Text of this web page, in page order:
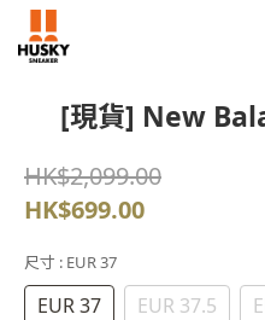
[現貨] New
HK$2,099.00
HK$699.00
尺寸 : EUR 37
EUR 37 EUR 37.5